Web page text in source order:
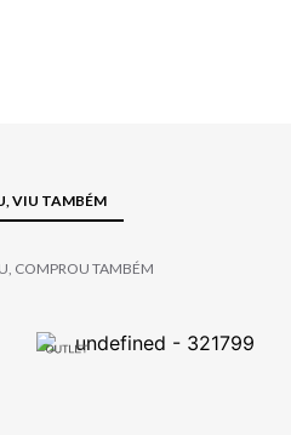
VIU TAMBÉM
COMPROU TAMBÉM